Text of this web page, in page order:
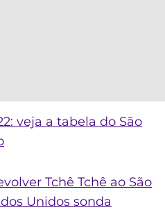
veja a tabela do São
Tchê Tchê ao São
Unidos sonda